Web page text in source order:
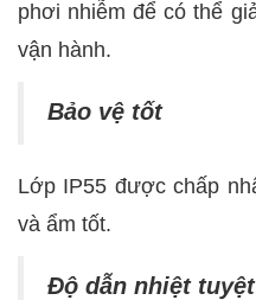
phơi nhiễm để có thể
vận hành.
Bảo vệ tốt
Lớp IP55 được chấp
và ẩm tốt.
Độ dẫn nhiệt